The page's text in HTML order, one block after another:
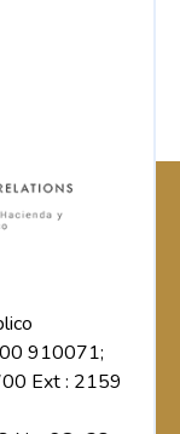
910071;
Ext : 2159